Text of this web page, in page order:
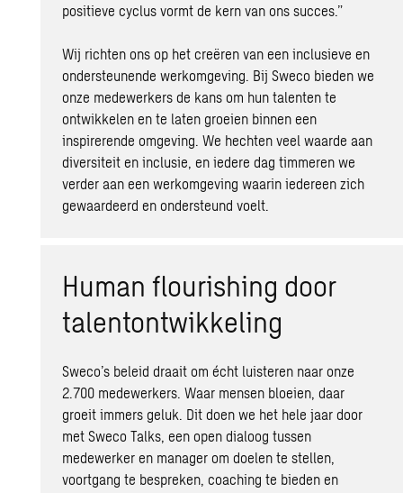
positieve cyclus vormt de kern van ons succes.”
Wij richten ons op het creëren van een inclusieve en
ondersteunende werkomgeving. Bij Sweco bieden we
onze medewerkers de kans om hun talenten te
ontwikkelen en te laten groeien binnen een
inspirerende omgeving. We hechten veel waarde aan
diversiteit en inclusie, en iedere dag timmeren we
verder aan een werkomgeving waarin iedereen zich
gewaardeerd en ondersteund voelt.
Human flourishing door
talentontwikkeling
Sweco’s beleid draait om écht luisteren naar onze
2.700 medewerkers. Waar mensen bloeien, daar
groeit immers geluk. Dit doen we het hele jaar door
met Sweco Talks, een open dialoog tussen
medewerker en manager om doelen te stellen,
voortgang te bespreken, coaching te bieden en